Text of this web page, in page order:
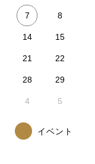
7 8
14 15
21 22
28 29
4 5
イベント